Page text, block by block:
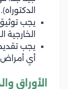
الدكتوراه).
يجب
الخارجية
يجب
أي
الأوراق